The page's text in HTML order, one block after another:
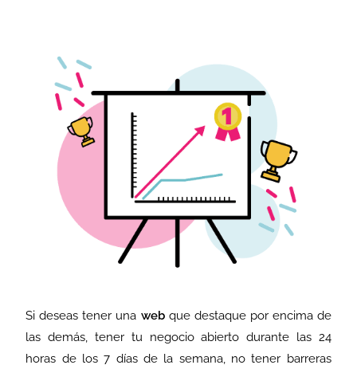
Si deseas tener una webque destaque por encima de
las demás, tener tu negocio abierto durante las 24
horas de los 7 días de la semana, no tener barreras